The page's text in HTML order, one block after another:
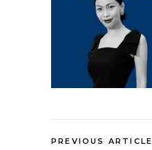
PREVIOUS ARTICLE